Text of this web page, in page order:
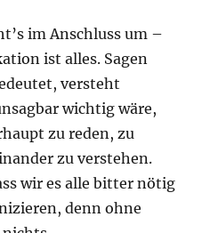
im Anschluss um –
ist alles. Sagen
versteht
wichtig wäre,
zu reden, zu
zu verstehen.
wir es alle bitter nötig
denn ohne